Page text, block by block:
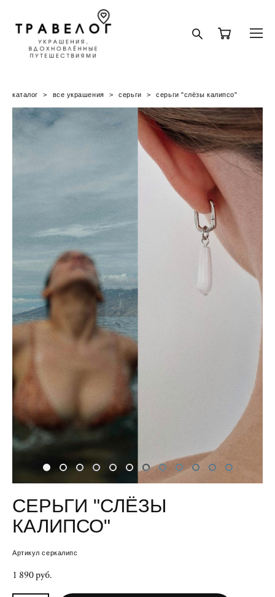
каталог > все украшения > серьги > серьги "слёзы калипсо"
СЕРЬГИ "СЛЁЗЫ
КАЛИПСО"
Артикул серкалипс
1 890 pуб.